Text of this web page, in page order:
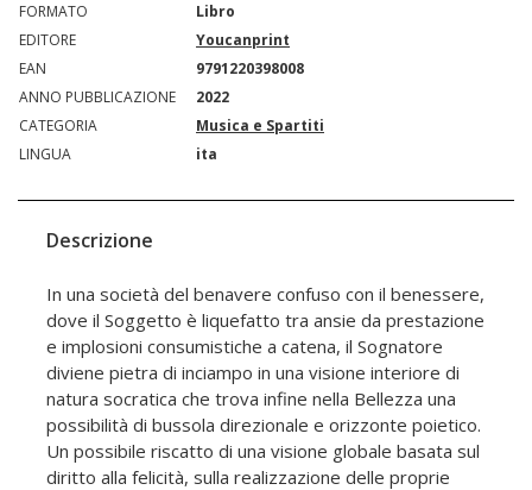
FORMATO
Libro
EDITORE
Youcanprint
EAN
9791220398008
ANNO PUBBLICAZIONE
2022
CATEGORIA
Musica e Spartiti
LINGUA
ita
Descrizione
In una società del benavere confuso con il benessere,
dove il Soggetto è liquefatto tra ansie da prestazione
e implosioni consumistiche a catena, il Sognatore
diviene pietra di inciampo in una visione interiore di
natura socratica che trova infine nella Bellezza una
possibilità di bussola direzionale e orizzonte poietico.
Un possibile riscatto di una visione globale basata sul
diritto alla felicità, sulla realizzazione delle proprie